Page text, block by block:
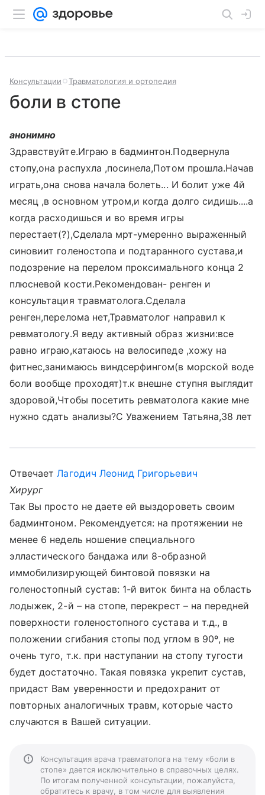
Консультации Травматология и ортопедия
боли в стопе
анонимно
Здравствуйте.Играю в бадминтон.Подвернула
стопу,она распухла ,посинела,Потом прошла.Начав
играть,она снова начала болеть... И болит уже 4й
месяц ,в основном утром,и когда долго сидишь....а
когда расходишься и во время игры
перестает(?),Сделала мрт-умеренно выраженный
синовиит голеностопа и подтаранного сустава,и
подозрение на перелом проксимального конца 2
плюсневой кости.Рекомендован- ренген и
консультация травматолога.Сделала
ренген,перелома нет,Травматолог направил к
ревматологу.Я веду активный образ жизни:все
равно играю,катаюсь на велосипеде ,хожу на
фитнес,занимаюсь виндсерфингом(в морской воде
боли вообще проходят)т.к внешне ступня выглядит
здоровой,Чтобы посетить ревматолога какие мне
нужно сдать анализы?С Уважением Татьяна,38 лет
ОтвечаетЛагодич Леонид Григорьевич
Хирург
Так Вы просто не даете ей выздороветь своим
бадминтоном. Рекомендуется: на протяжении не
менее 6 недель ношение специального
элластического бандажа или 8-образной
иммобилизирующей бинтовой повязки на
голеностопный сустав: 1-й виток бинта на область
лодыжек, 2-й – на стопе, перекрест – на передней
поверхности голеностопного сустава и т.д., в
положении сгибания стопы под углом в 90º, не
очень туго, т.к. при наступании на стопу тугости
будет достаточно. Такая повязка укрепит сустав,
придаст Вам уверенности и предохранит от
повторных аналогичных травм, которые часто
случаются в Вашей ситуации.
Консультация врача травматолога на тему «боли в
стопе» дается исключительно в справочных целях.
По итогам полученной консультации, пожалуйста,
обратитесь к врачу, в том числе для выявления